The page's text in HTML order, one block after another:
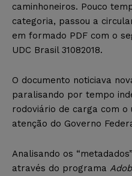
caminhoneiros. Pouco
categoria, passou a
em formado PDF com o
UDC Brasil 31082018.
O documento noticiava
paralisando por tempo
rodoviário de carga com o
atenção do Governo
Analisando os
através do programa